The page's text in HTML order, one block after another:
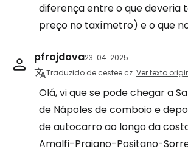
diferença entre o que deveria
preço no taxímetro) e o que
pfrojdova23. 04. 2025
Traduzido de cestee.cz Ver texto
Olá, vi que se pode chegar a
de Nápoles de comboio e
de autocarro ao longo da
Amalfi-Praiano-Positano-